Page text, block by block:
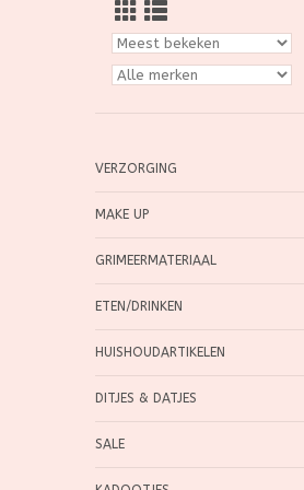
VERZORGING
MAKE UP
GRIMEERMATERIAAL
ETEN/DRINKEN
HUISHOUDARTIKELEN
DITJES & DATJES
SALE